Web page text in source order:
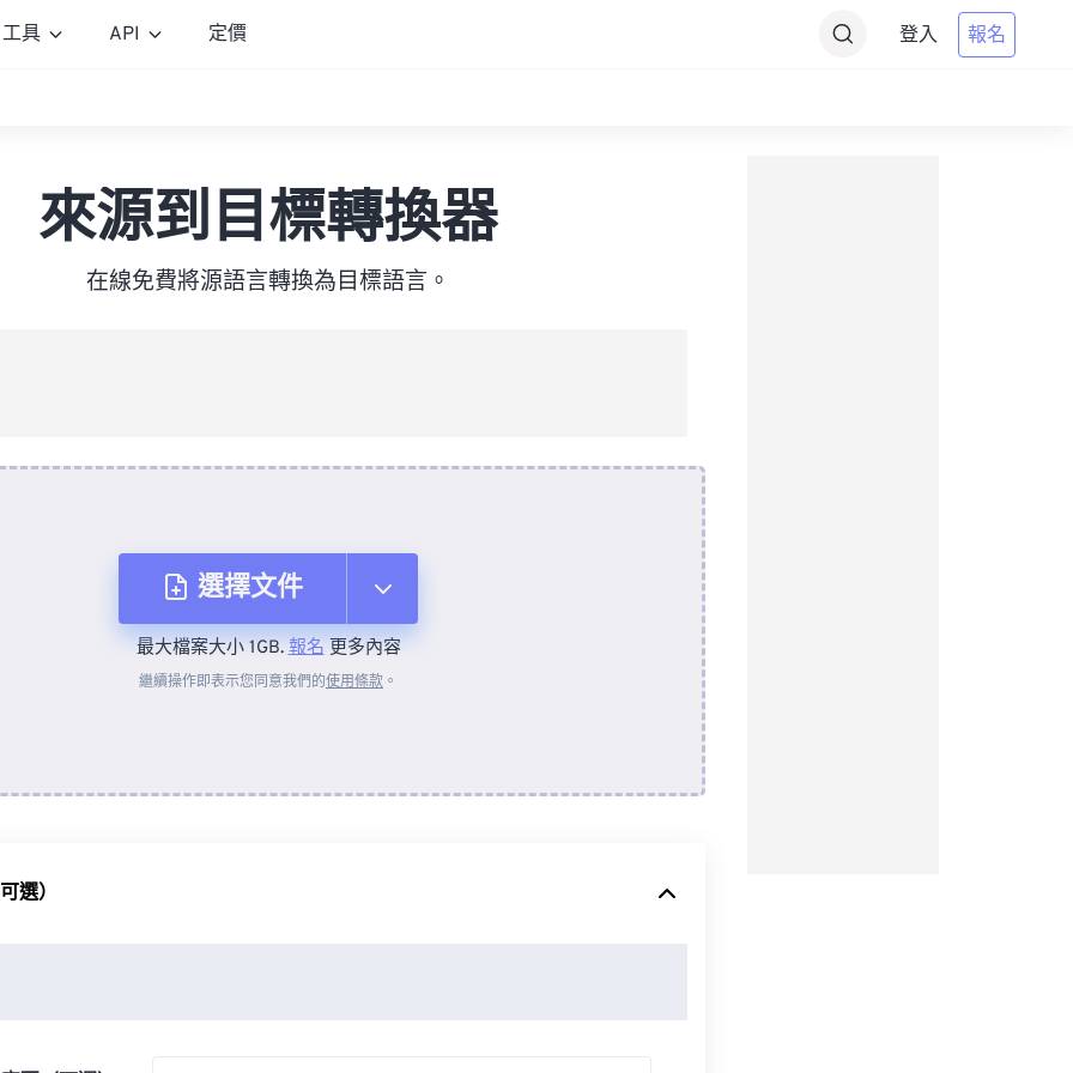
工具 API 定價 登入 報名
來源到目標轉換器
在線免費將源語言轉換為目標語言。
選擇文件
來自裝置
最大檔案大小 1GB.報名更多內容
繼續操作即表示您同意我們的使用條款 。
選）